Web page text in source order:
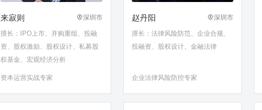
来寂则 深圳市
擅长：IPO上市、并购重组、投融
资、股权激励、股权设计、私募股
权基金、宏观经济分析
资本运营实战专家
赵丹阳 深圳市
擅长：法律风险防范、企业合规、
投融资、股权设计、金融法律
企业法律风险防控专家